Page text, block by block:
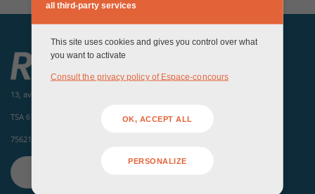
13, avenue de la porte d'Italie
TSA 61371
75621 Paris Cedex 13
all third-party services
This site uses cookies and gives you control over what
you want to activate
Consult the privacy policy of Espace-concours
OK, ACCEPT ALL
PERSONALIZE